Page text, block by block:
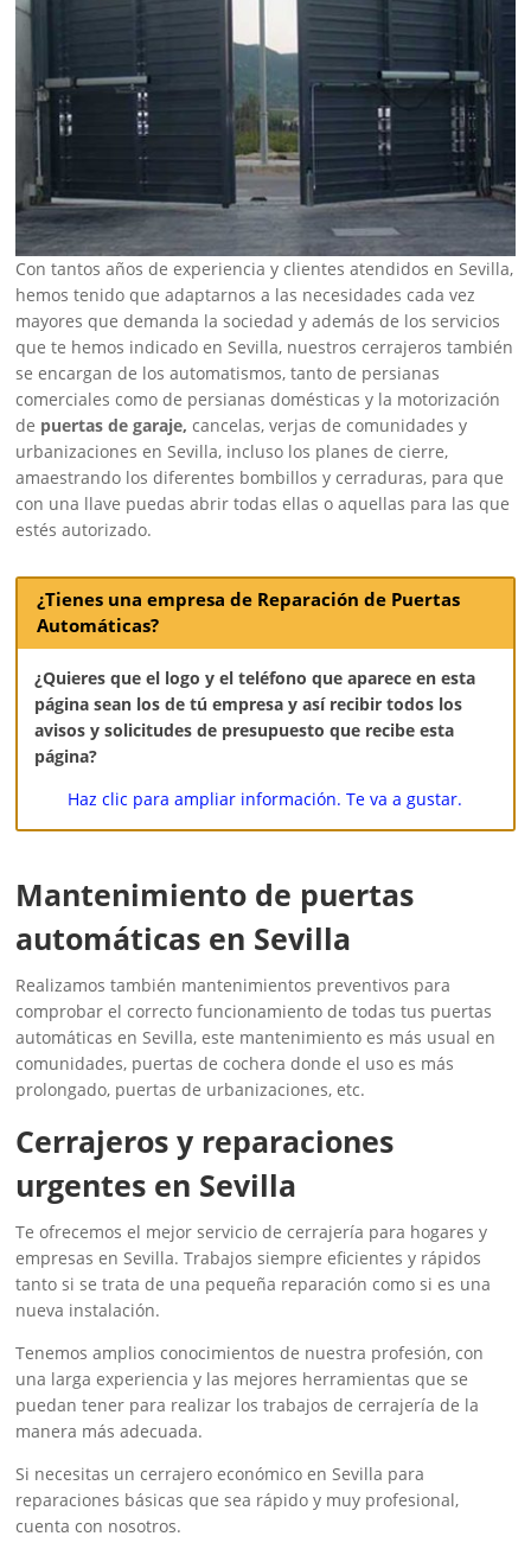
Con tantos años de experiencia y clientes atendidos en Sevilla,
hemos tenido que adaptarnos a las necesidades cada vez
mayores que demanda la sociedad y además de los servicios
que te hemos indicado en Sevilla, nuestros cerrajeros también
se encargan de los automatismos, tanto de persianas
comerciales como de persianas domésticas y la motorización
de puertas de garaje, cancelas, verjas de comunidades y
urbanizaciones en Sevilla, incluso los planes de cierre,
amaestrando los diferentes bombillos y cerraduras, para que
con una llave puedas abrir todas ellas o aquellas para las que
estés autorizado.
¿Tienes una empresa de Reparación de Puertas
Automáticas?
¿Quieres que el logo y el teléfono que aparece en esta
página sean los de tú empresa y así recibir todos los
avisos y solicitudes de presupuesto que recibe esta
página?
Haz clic para ampliar información. Te va a gustar.
Mantenimiento de puertas
automáticas en Sevilla
Realizamos también mantenimientos preventivos para
comprobar el correcto funcionamiento de todas tus puertas
automáticas en Sevilla, este mantenimiento es más usual en
comunidades, puertas de cochera donde el uso es más
prolongado, puertas de urbanizaciones, etc.
‎Cerrajeros y reparaciones
urgentes en Sevilla
Te ofrecemos el mejor servicio de cerrajería para hogares y
empresas en Sevilla. Trabajos siempre eficientes y rápidos
tanto si se trata de una pequeña reparación como si es una
nueva instalación.
Tenemos amplios conocimientos de nuestra profesión, con
una larga experiencia y las mejores herramientas que se
puedan tener para realizar los trabajos de cerrajería de la
manera más adecuada.
Si necesitas un cerrajero económico en Sevilla para
reparaciones básicas que sea rápido y muy profesional,
cuenta con nosotros.